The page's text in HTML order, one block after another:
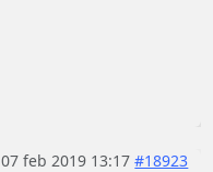
07 feb 2019 13:17 #18923